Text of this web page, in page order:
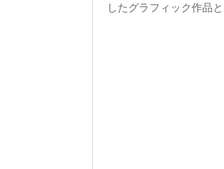
したグラフィック作品